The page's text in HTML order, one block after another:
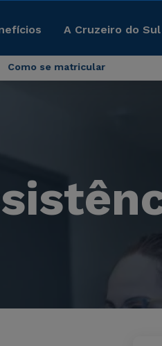
A Cruzeiro do
Como se matricular